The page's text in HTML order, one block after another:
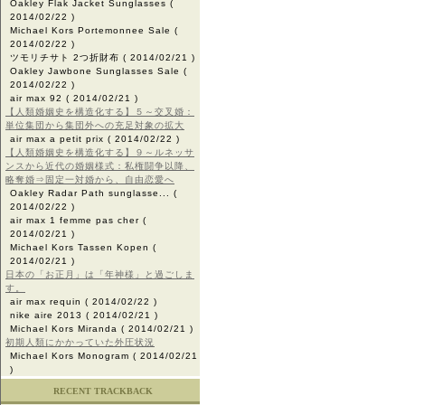
Oakley Flak Jacket Sunglasses (
2014/02/22 )
Michael Kors Portemonnee Sale (
2014/02/22 )
ツモリチサト 2つ折財布 ( 2014/02/21 )
Oakley Jawbone Sunglasses Sale (
2014/02/22 )
air max 92 ( 2014/02/21 )
【人類婚姻史を構造化する】５～交叉婚：
単位集団から集団外への充足対象の拡大
air max a petit prix ( 2014/02/22 )
【人類婚姻史を構造化する】９～ルネッサ
ンスから近代の婚姻様式：私権闘争以降、
略奪婚⇒固定一対婚から、自由恋愛へ
Oakley Radar Path sunglasse... (
2014/02/22 )
air max 1 femme pas cher (
2014/02/21 )
Michael Kors Tassen Kopen (
2014/02/21 )
日本の「お正月」は「年神様」と過ごしま
す。
air max requin ( 2014/02/22 )
nike aire 2013 ( 2014/02/21 )
Michael Kors Miranda ( 2014/02/21 )
初期人類にかかっていた外圧状況
Michael Kors Monogram ( 2014/02/21
)
RECENT TRACKBACK